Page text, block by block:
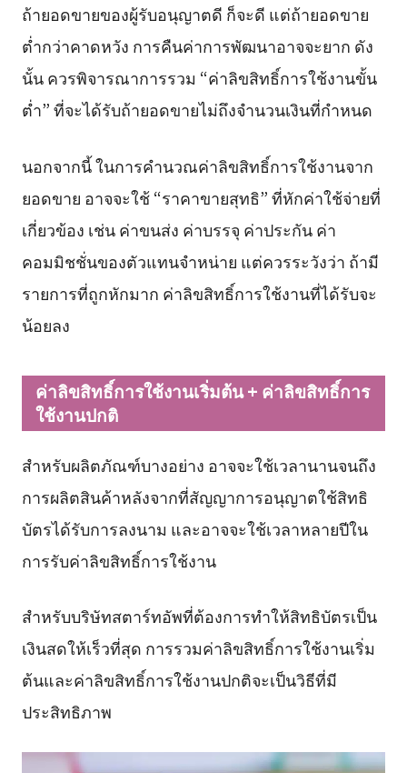
ถ้ายอดขายของผู้รับอนุญาตดี ก็จะดี แต่ถ้ายอดขาย
ต่ำกว่าคาดหวัง การคืนค่าการพัฒนาอาจจะยาก ดัง
นั้น ควรพิจารณาการรวม “ค่าลิขสิทธิ์การใช้งานขั้น
ต่ำ” ที่จะได้รับถ้ายอดขายไม่ถึงจำนวนเงินที่กำหนด
นอกจากนี้ ในการคำนวณค่าลิขสิทธิ์การใช้งานจาก
ยอดขาย อาจจะใช้ “ราคาขายสุทธิ” ที่หักค่าใช้จ่ายที่
เกี่ยวข้อง เช่น ค่าขนส่ง ค่าบรรจุ ค่าประกัน ค่า
คอมมิชชั่นของตัวแทนจำหน่าย แต่ควรระวังว่า ถ้ามี
รายการที่ถูกหักมาก ค่าลิขสิทธิ์การใช้งานที่ได้รับจะ
น้อยลง
ค่าลิขสิทธิ์การใช้งานเริ่มต้น + ค่าลิขสิทธิ์การ
ใช้งานปกติ
สำหรับผลิตภัณฑ์บางอย่าง อาจจะใช้เวลานานจนถึง
การผลิตสินค้าหลังจากที่สัญญาการอนุญาตใช้สิทธิ
บัตรได้รับการลงนาม และอาจจะใช้เวลาหลายปีใน
การรับค่าลิขสิทธิ์การใช้งาน
สำหรับบริษัทสตาร์ทอัพที่ต้องการทำให้สิทธิบัตรเป็น
เงินสดให้เร็วที่สุด การรวมค่าลิขสิทธิ์การใช้งานเริ่ม
ต้นและค่าลิขสิทธิ์การใช้งานปกติจะเป็นวิธีที่มี
ประสิทธิภาพ